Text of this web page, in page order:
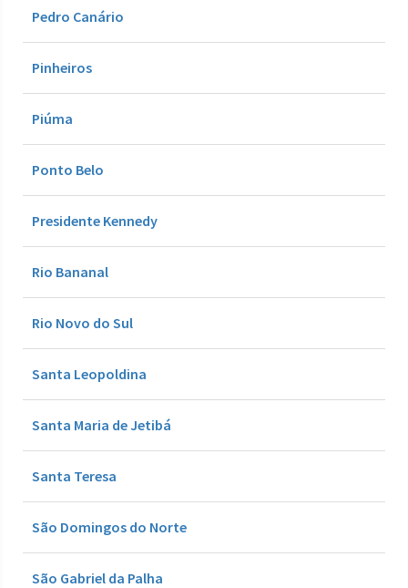
Pedro Canário
Pinheiros
Piúma
Ponto Belo
Presidente Kennedy
Rio Bananal
Rio Novo do Sul
Santa Leopoldina
Santa Maria de Jetibá
Santa Teresa
São Domingos do Norte
São Gabriel da Palha